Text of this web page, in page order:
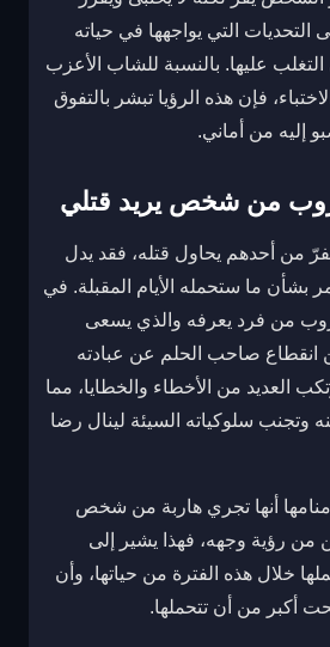
التحديات التي يواجهها في حياته
عليها. بالنسبة للشاب الأعزب
فإن هذه الرؤيا تبشر بالتفوق
إليه من أماني.
من شخص يريد قتلي
من أحدهم يحاول قتله، فقد يدل
بشأن ما ستحمله الأيام المقبلة. في
من فرد يعرفه والذي يسعى
انقطاع صاحب الحلم عن عبادته
العديد من الأخطاء والخطايا، مما
وتجنب سلوكياته السيئة لينال رضا
منامها أنها تجري هاربة من شخص
من رؤية وجهه، فهذا يشير إلى
خلال هذه الفترة من حياتها، وأن
أكبر من أن تتحملها.